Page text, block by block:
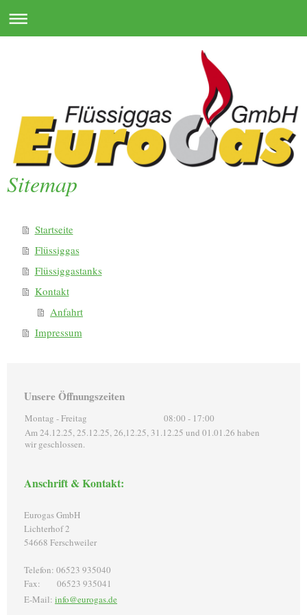
Sitemap
Startseite
Flüssiggas
Flüssiggastanks
Kontakt
Anfahrt
Impressum
Unsere Öffnungszeiten
Montag - Freitag 08:00 - 17:00
Am 24.12.25, 25.12.25, 26,12.25, 31.12.25 und 01.01.26 haben
wir geschlossen.
Anschrift & Kontakt:
Eurogas GmbH
Lichterhof 2
54668 Ferschweiler
Telefon: 06523 935040
Fax: 06523 935041
E-Mail: info@eurogas.de